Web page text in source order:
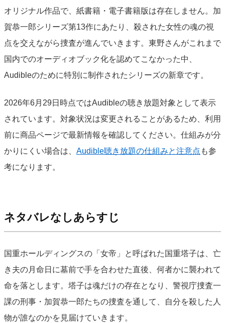
オリジナル作品で、紙書籍・電子書籍版は存在しません。加
賀恭一郎シリーズ第13作にあたり、殺された女性の魂の視
点を交えながら捜査が進んでいきます。東野さんがこれまで
国内でのオーディオブック化を認めてこなかった中、
Audibleのために特別に制作されたシリーズの新章です。
2026年6月29日時点ではAudibleの聴き放題対象として表示
されています。対象状況は変更されることがあるため、利用
前に商品ページで最新情報を確認してください。仕組みが分
かりにくい場合は、 Audible聴き放題の仕組みと注意点 も参
考になります。
ネタバレなしあらすじ
国重ホールディングスの「女帝」と呼ばれた国重塔子は、亡
き夫の月命日に墓前で手を合わせた直後、何者かに襲われて
命を落とします。塔子は魂だけの存在となり、警視庁捜査一
課の刑事・加賀恭一郎たちの捜査を通して、自分を殺した人
物が誰なのかを見届けていきます。